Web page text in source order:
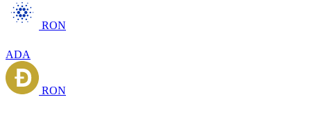
RON
ADA
RON